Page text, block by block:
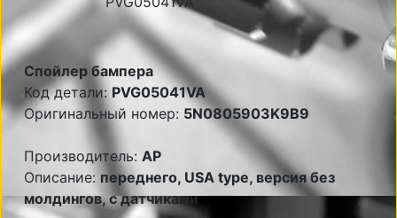
Спойлер бампера
Код детали: PVG05041VA
Оригинальный номер: 5N0805903K9B9
Производитель: AP
Описание: переднего, USA type, версия без
молдингов, с датчиками